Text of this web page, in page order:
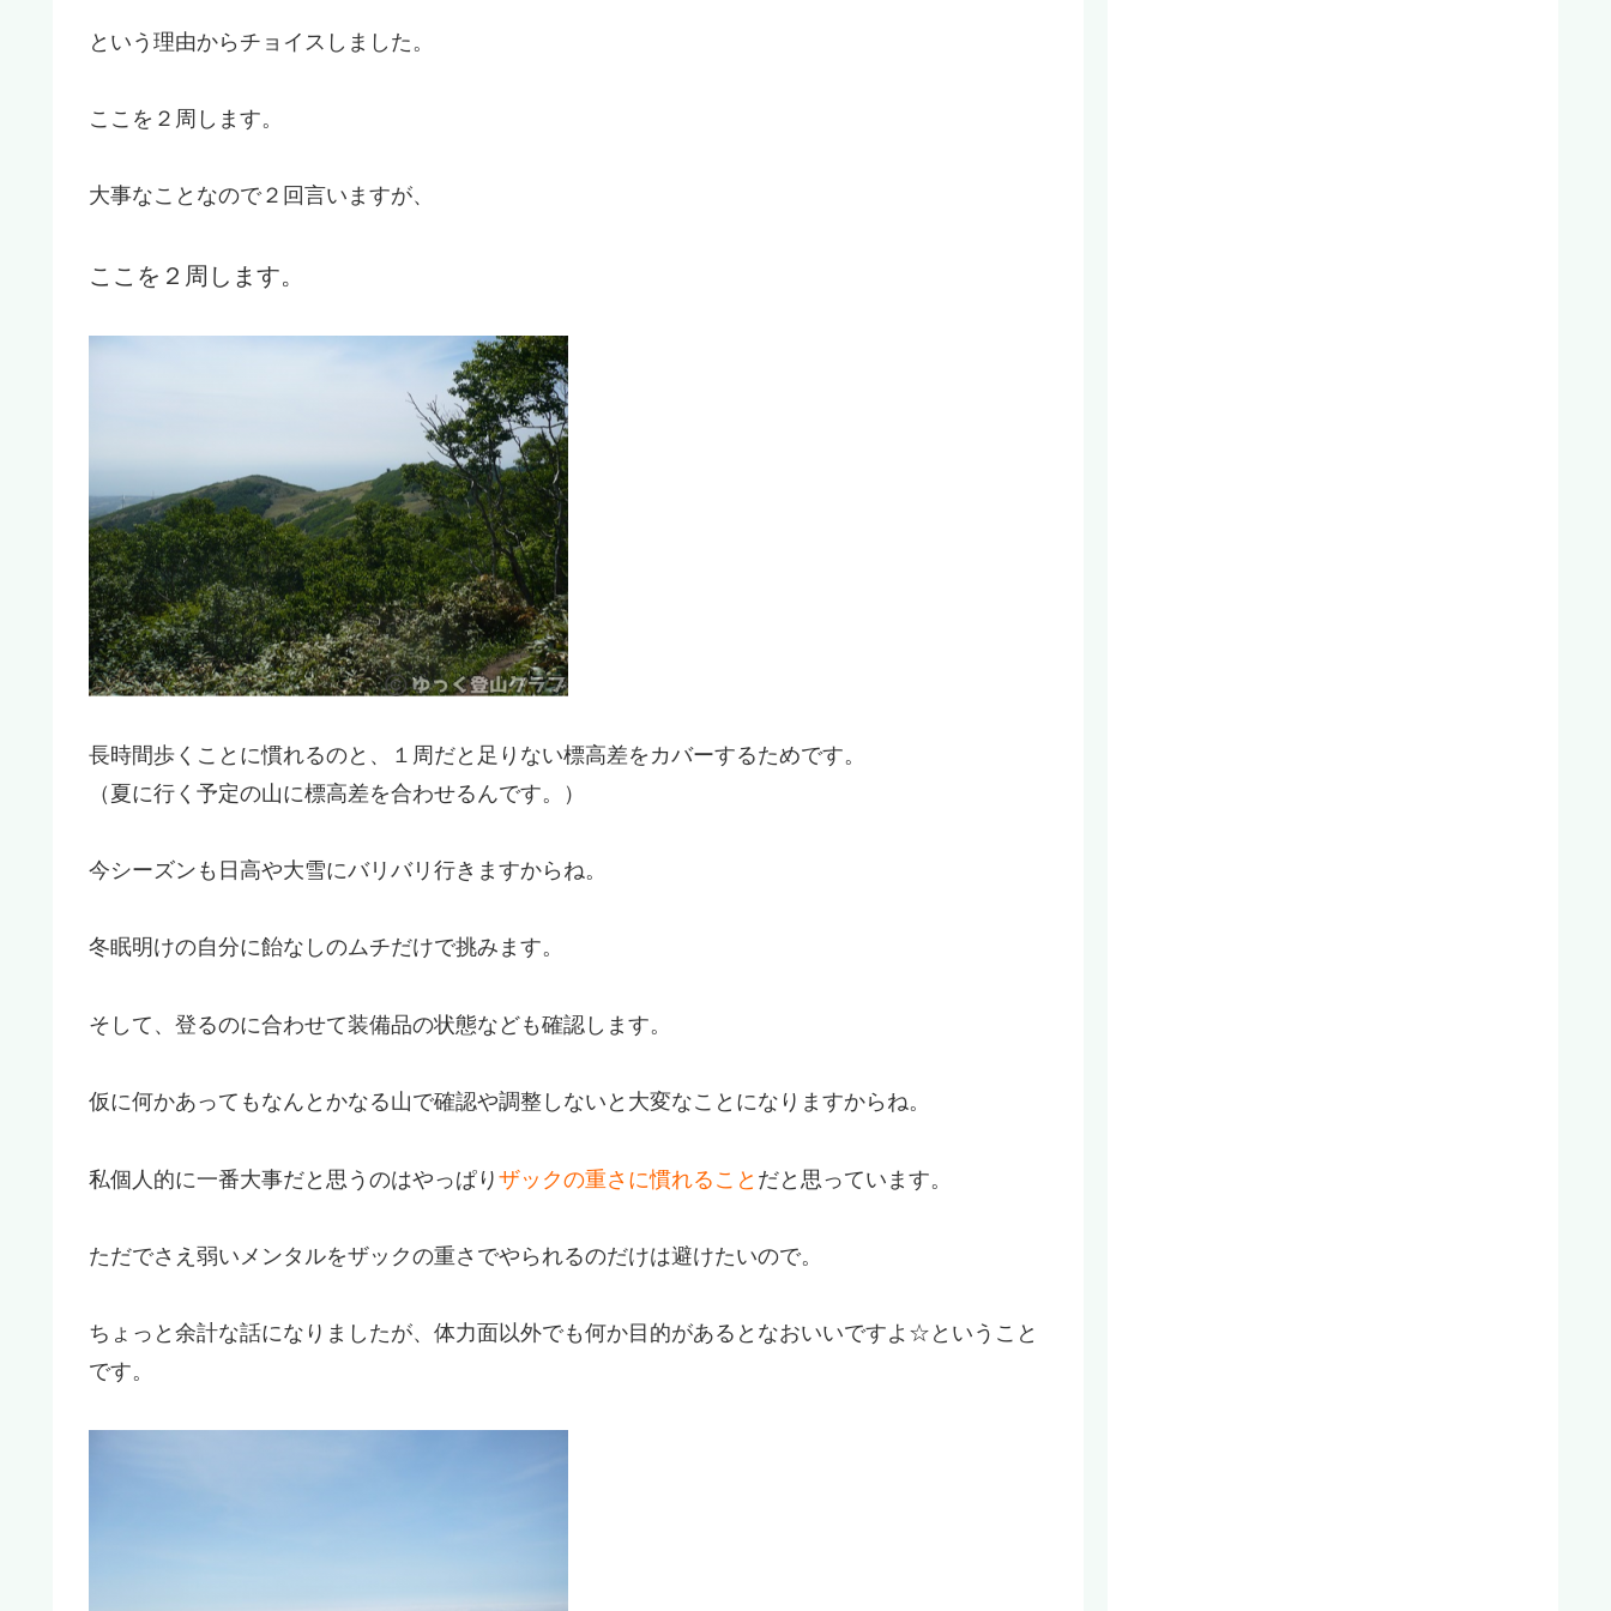
という理由からチョイスしました。
ここを２周します。
大事なことなので２回言いますが、
ここを２周します。
長時間歩くことに慣れるのと、１周だと足りない標高差をカバーするためです。
（夏に行く予定の山に標高差を合わせるんです。）
今シーズンも日高や大雪にバリバリ行きますからね。
冬眠明けの自分に飴なしのムチだけで挑みます。
そして、登るのに合わせて装備品の状態なども確認します。
仮に何かあってもなんとかなる山で確認や調整しないと大変なことになりますからね。
私個人的に一番大事だと思うのはやっぱり ザックの重さに慣れること だと思っています。
ただでさえ弱いメンタルをザックの重さでやられるのだけは避けたいので。
ちょっと余計な話になりましたが、体力面以外でも何か目的があるとなおいいですよ☆ということ
です。